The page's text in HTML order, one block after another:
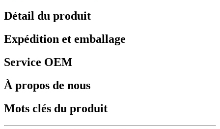
Détail du produit
Expédition et emballage
Service OEM
À propos de nous
Mots clés du produit